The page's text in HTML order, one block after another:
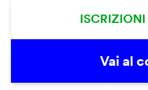
ISCRIZIONI
Vai al